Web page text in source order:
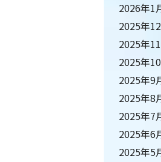
2026年1
2025年
2025年
2025年
2025年9
2025年8
2025年7
2025年6
2025年5